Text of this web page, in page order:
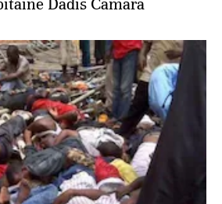
Dadis Camara